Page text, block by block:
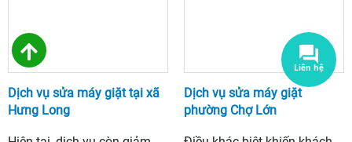
Dịch vụ sửa máy giặt tại xã
Hưng Long
Dịch vụ sửa máy giặt
phường Chợ Lớn